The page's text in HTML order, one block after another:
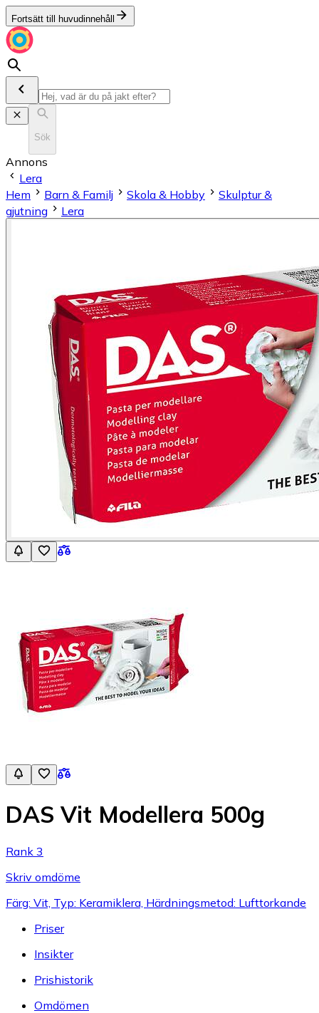
Fortsätt till huvudinnehåll
Sök
Annons
Lera
Hem
Barn & Familj Skola & Hobby
Skulptur &
gjutning
Lera
DAS Vit Modellera 500g
Rank 3
Skriv omdöme
Färg: Vit, Typ: Keramiklera, Härdningsmetod: Lufttorkande
Priser
Insikter
Prishistorik
Omdömen